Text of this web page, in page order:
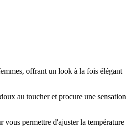
offrant un look à la fois élégant
au toucher et procure une sensation
permettre d'ajuster la température